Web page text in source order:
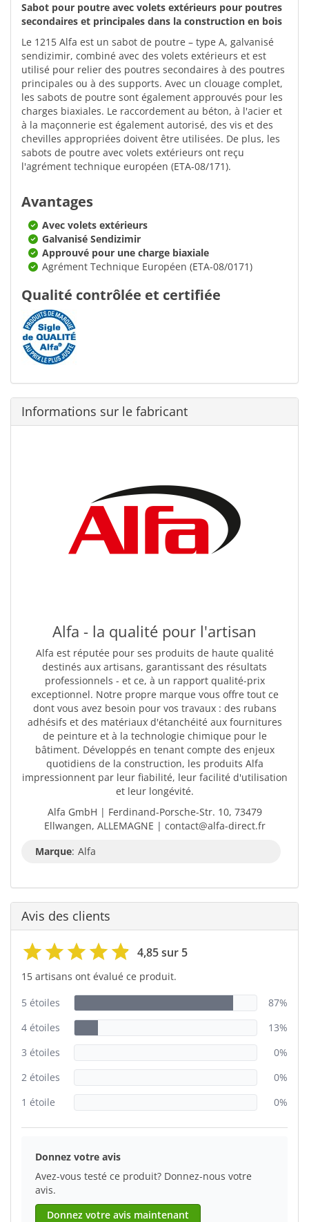
Sabot pour poutre avec volets extérieurs pour poutres
secondaires et principales dans la construction en bois
Le 1215 Alfa est un sabot de poutre – type A, galvanisé
sendizimir, combiné avec des volets extérieurs et est
utilisé pour relier des poutres secondaires à des poutres
principales ou à des supports. Avec un clouage complet,
les sabots de poutre sont également approuvés pour les
charges biaxiales. Le raccordement au béton, à l'acier et
à la maçonnerie est également autorisé, des vis et des
chevilles appropriées doivent être utilisées. De plus, les
sabots de poutre avec volets extérieurs ont reçu
l'agrément technique européen (ETA-08/171).
Avantages
Avec volets extérieurs
Galvanisé Sendizimir
Approuvé pour une charge biaxiale
Agrément Technique Européen (ETA-08/0171)
Qualité contrôlée et certifiée
Informations sur le fabricant
Alfa - la qualité pour l'artisan
Alfa est réputée pour ses produits de haute qualité
destinés aux artisans, garantissant des résultats
professionnels - et ce, à un rapport qualité-prix
exceptionnel. Notre propre marque vous offre tout ce
dont vous avez besoin pour vos travaux : des rubans
adhésifs et des matériaux d'étanchéité aux fournitures
de peinture et à la technologie chimique pour le
bâtiment. Développés en tenant compte des enjeux
quotidiens de la construction, les produits Alfa
impressionnent par leur fiabilité, leur facilité d'utilisation
et leur longévité.
Alfa GmbH | Ferdinand-Porsche-Str. 10, 73479
Ellwangen, ALLEMAGNE | contact@alfa-direct.fr
Marque: Alfa
Avis des clients
4,85 sur 5
15 artisans ont évalué ce produit.
5 étoiles
87%
4 étoiles
13%
3 étoiles
0%
2 étoiles
0%
1 étoile
0%
Donnez votre avis
Avez-vous testé ce produit? Donnez-nous votre
avis.
Donnez votre avis maintenant